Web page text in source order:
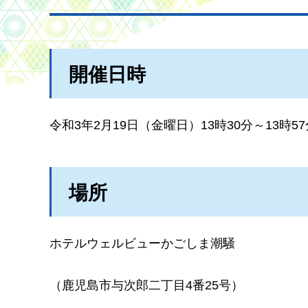
開催日時
令和3年2月19日（金曜日）13時30分～13時57
場所
ホテルウェルビューかごしま潮騒
（鹿児島市与次郎二丁目4番25号）